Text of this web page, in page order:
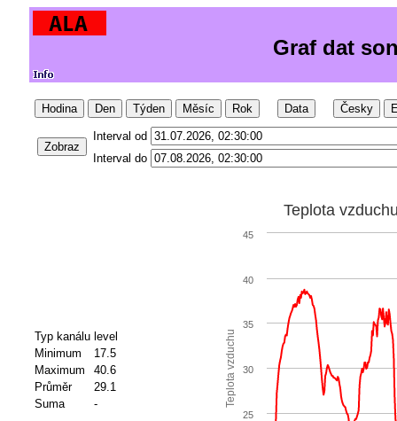
Graf dat
Hodina Den Týden Měsíc Rok Data Česky
Zobraz
Interval od
Interval do
Typ kanálu level
Minimum
17.5
Maximum
40.6
Průměr
29.1
Suma
- Teplota vzduchu
Teplota
25
30
35
40
45